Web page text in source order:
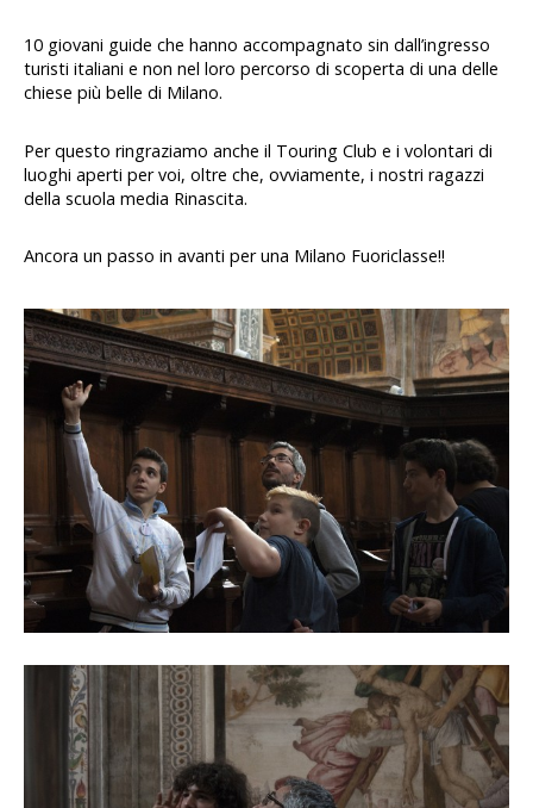
10 giovani guide che hanno accompagnato sin dall’ingresso
turisti italiani e non nel loro percorso di scoperta di una delle
chiese più belle di Milano.
Per questo ringraziamo anche il Touring Club e i volontari di
luoghi aperti per voi, oltre che, ovviamente, i nostri ragazzi
della scuola media Rinascita.
Ancora un passo in avanti per una Milano Fuoriclasse!!